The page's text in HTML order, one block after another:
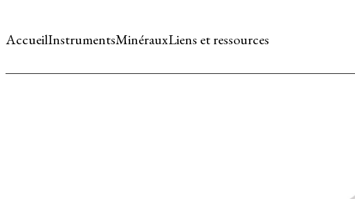
AccueilInstrumentsMinérauxLiens et ressources